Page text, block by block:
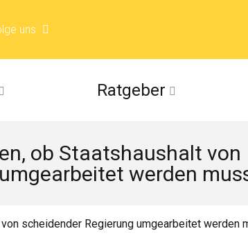
uns
Folge uns auf Flickr
Folge uns auf Issuu
Ratgeber
ob Staatshaushalt von
werden
scheidender Regierung umgearbeitet werden